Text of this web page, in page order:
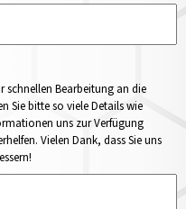
schnellen Bearbeitung an die
Sie bitte so viele Details wie
uns zur Verfügung
Vielen Dank, dass Sie uns